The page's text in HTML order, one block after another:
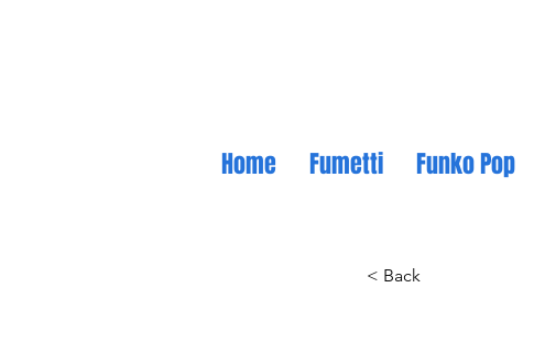
Home Fumetti Funko Pop
< Back